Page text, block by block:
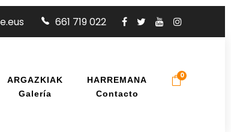
661 719 022
ARGAZKIAK
Galería
HARREMANA
Contacto
0